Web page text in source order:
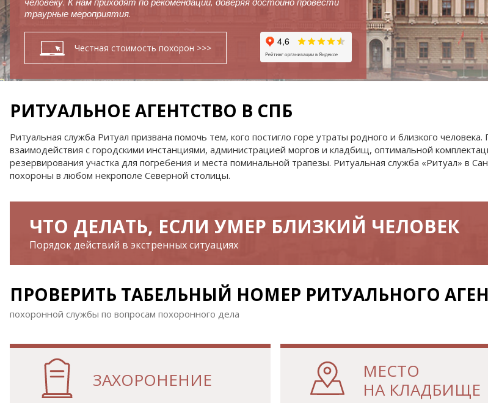
Ritual.ru
в Ленинградской области
Группа компаний
VIP-похороны
траурные мероприятия.
Честная стоимость похорон >>>
РИТУАЛЬНОЕ АГЕНТСТВО В СПБ
Ритуальная служба Ритуал призвана помочь тем, кого постигло горе утраты родного и близкого
взаимодействия с городскими инстанциями, администрацией моргов и кладбищ, оптимальной
резервирования участка для погребения и места поминальной трапезы. Ритуальная служба «Ритуал» в
похороны в любом некрополе Северной столицы.
ЧТО ДЕЛАТЬ, ЕСЛИ УМЕР БЛИЗКИЙ ЧЕЛОВЕК
Порядок действий в экстренных ситуациях
ПРОВЕРИТЬ ТАБЕЛЬНЫЙ НОМЕР РИТУАЛЬНОГО
похоронной службы по вопросам похоронного дела
ЗАХОРОНЕНИЕ
МЕСТО
НА КЛАДБИЩЕ